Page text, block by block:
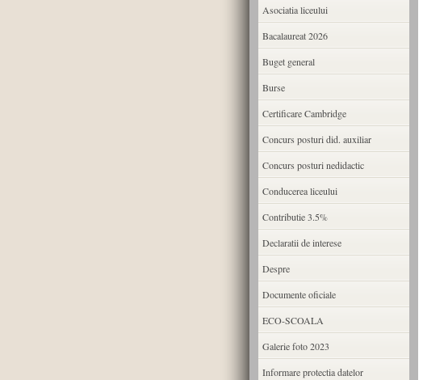
Asociatia liceului
Bacalaureat 2026
Buget general
Burse
Certificare Cambridge
Concurs posturi did. auxiliar
Concurs posturi nedidactic
Conducerea liceului
Contributie 3.5%
Declaratii de interese
Despre
Documente oficiale
ECO-SCOALA
Galerie foto 2023
Informare protectia datelor